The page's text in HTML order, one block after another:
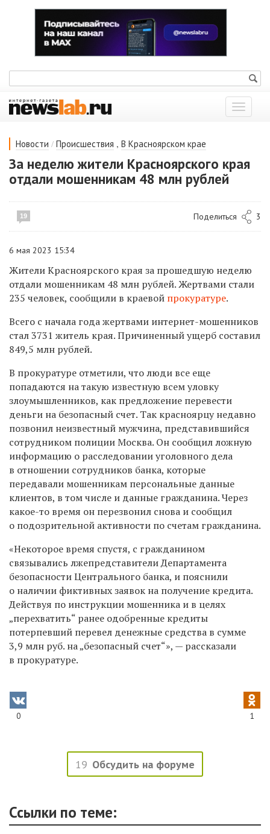
Показать
меню
Новости / Происшествия , В Красноярском крае
За неделю жители Красноярского края
отдали мошенникам 48 млн рублей
19 Поделиться 3
6 мая 2023 15:34
Жители Красноярского края за прошедшую неделю
отдали мошенникам 48 млн рублей. Жертвами стали
235 человек, сообщили в краевой прокуратуре.
Всего с начала года жертвами интернет-мошенников
стал 3731 житель края. Причиненный ущерб составил
849,5 млн рублей.
В прокуратуре отметили, что люди все еще
попадаются на такую известную всем уловку
злоумышленников, как предложение перевести
деньги на безопасный счет. Так красноярцу недавно
позвонил неизвестный мужчина, представившийся
сотрудником полиции Москва. Он сообщил ложную
информацию о расследовании уголовного дела
в отношении сотрудников банка, которые
передавали мошенникам персональные данные
клиентов, в том числе и данные гражданина. Через
какое-то время он перезвонил снова и сообщил
о подозрительной активности по счетам гражданина.
«Некоторое время спустя, с гражданином
связывались лжепредставители Департамента
безопасности Центрального банка, и пояснили
о наличии фиктивных заявок на получение кредита.
Действуя по инструкции мошенника и в целях
„перехватить“ ранее одобренные кредиты
потерпевший перевел денежные средства в сумме
3,9 млн руб. на „безопасный счет“», — рассказали
в прокуратуре.
0 1
19 Обсудить на форуме
Ссылки по теме: